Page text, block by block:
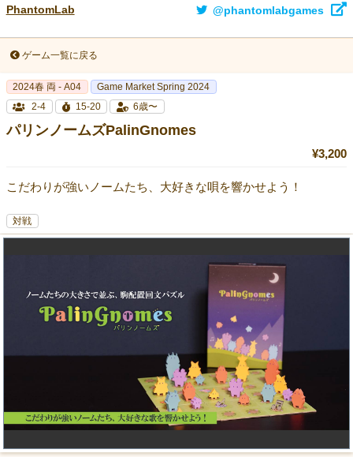
PhantomLab @phantomlabgames
ゲーム一覧に戻る
2024春 両 - A04
Game Market Spring 2024
2-4
15-20 6歳〜
パリンノームズPalinGnomes
¥3,200
こだわりが強いノームたち、大好きな唄を響かせよう！
対戦